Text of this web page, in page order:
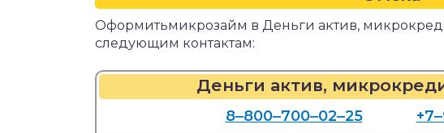
Оформитьмикрозайм в Деньги актив,
следующим контактам:
Деньги актив,
8‒800‒700‒02‒25